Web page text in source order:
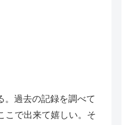
。過去の記録を調べて
こで出来て嬉しい。そ